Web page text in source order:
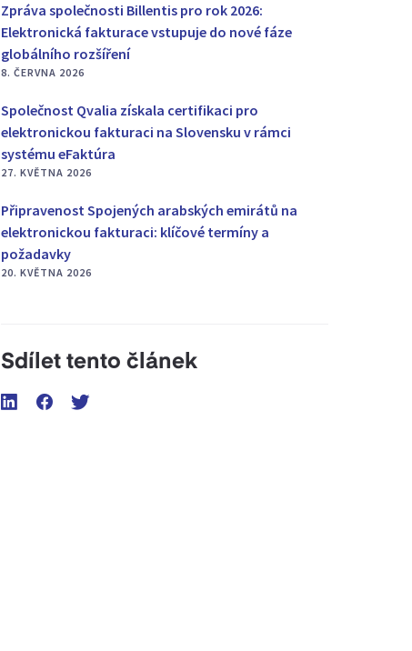
Zpráva společnosti Billentis pro rok 2026:
Elektronická fakturace vstupuje do nové fáze
globálního rozšíření
8. ČERVNA 2026
Společnost Qvalia získala certifikaci pro
elektronickou fakturaci na Slovensku v rámci
systému eFaktúra
27. KVĚTNA 2026
Připravenost Spojených arabských emirátů na
elektronickou fakturaci: klíčové termíny a
požadavky
20. KVĚTNA 2026
Sdílet tento článek